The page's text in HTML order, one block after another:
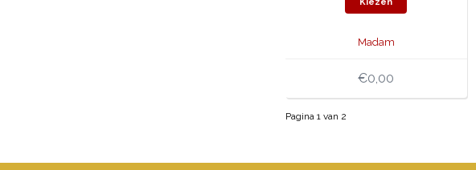
Kiezen
Madam
€0,00
Pagina 1 van 2